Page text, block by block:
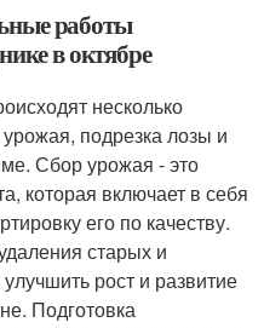
работы
в октябре
несколько
подрезка лозы и
Сбор урожая - это
которая включает в себя
его по качеству.
старых и
рост и развитие
Подготовка